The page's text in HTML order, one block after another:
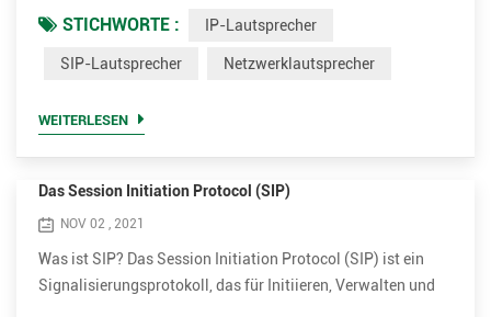
Bandbreite weitestgehend reduzieren und gleichzeitig eine
extrem hohe Klangqualität gewährleisten. Opus ist ein von
und allgemeines Audio in einem ...
STICHWORTE : IP-Lautsprecher
SIP-Lautsprecher Netzwerklautsprecher
WEITERLESEN
Das Session Initiation Protocol (SIP)
NOV 02 , 2021
Was ist SIP? Das Session Initiation Protocol (SIP) ist ein
Signalisierungsprotokoll, das für Initiieren, Verwalten und